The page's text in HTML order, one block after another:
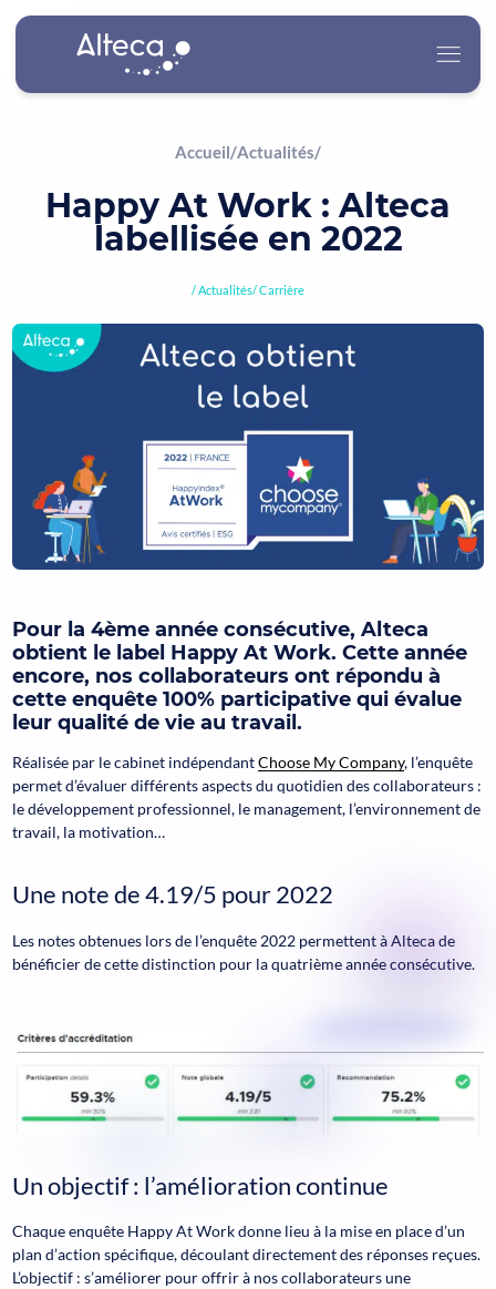
Nos Services
Nos Secteurs d’Activité
Carrière
Contact
Accueil/Actualités/
Happy At Work : Alteca
labellisée en 2022
Actualités Carrière
Pour la 4ème année consécutive, Alteca
obtient le label Happy At Work. Cette année
encore, nos collaborateurs ont répondu à
cette enquête 100% participative qui évalue
leur qualité de vie au travail.
Réalisée par le cabinet indépendantChoose My Company, l’enquête
permet d’évaluer différents aspects du quotidien des collaborateurs :
le développement professionnel, le management, l’environnement de
travail, la motivation…
Une note de 4.19/5 pour 2022
Les notes obtenues lors de l’enquête 2022 permettent à Alteca de
bénéficier de cette distinction pour la quatrième année consécutive.
Un objectif : l’amélioration continue
Chaque enquête Happy At Work donne lieu à la mise en place d’un
plan d’action spécifique, découlant directement des réponses reçues.
L’objectif : s’améliorer pour offrir à nos collaborateurs une